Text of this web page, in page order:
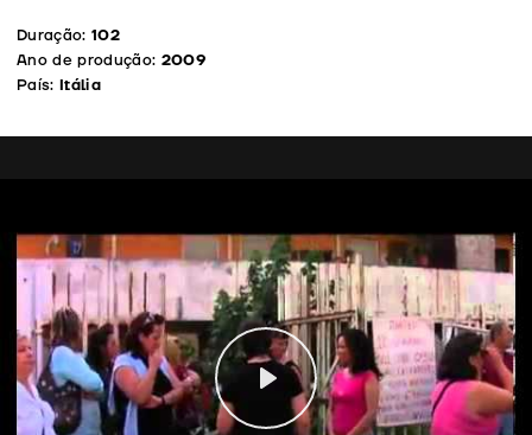
Duração: 102
Ano de produção: 2009
País: Itália
Play